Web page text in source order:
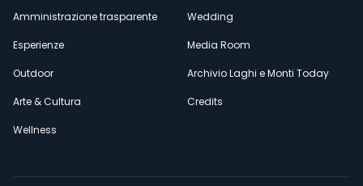
Amministrazione trasparente
Esperienze
Outdoor
Arte & Cultura
Wellness
Wedding
Media Room
Archivio Laghi e Monti Today
Credits